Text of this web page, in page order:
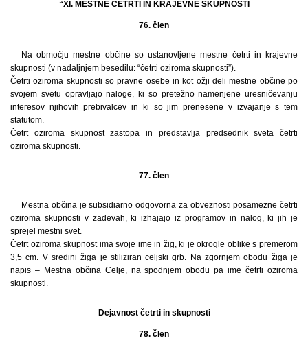
“XI. MESTNE ČETRTI IN KRAJEVNE SKUPNOSTI
76. člen
Na območju mestne občine so ustanovljene mestne četrti in krajevne
skupnosti (v nadaljnjem besedilu: “četrti oziroma skupnosti”).
Četrti oziroma skupnosti so pravne osebe in kot ožji deli mestne občine po
svojem svetu opravljajo naloge, ki so pretežno namenjene uresničevanju
interesov njihovih prebivalcev in ki so jim prenesene v izvajanje s tem
statutom.
Četrt oziroma skupnost zastopa in predstavlja predsednik sveta četrti
oziroma skupnosti.
77. člen
Mestna občina je subsidiarno odgovorna za obveznosti posamezne četrti
oziroma skupnosti v zadevah, ki izhajajo iz programov in nalog, ki jih je
sprejel mestni svet.
Četrt oziroma skupnost ima svoje ime in žig, ki je okrogle oblike s premerom
3,5 cm. V sredini žiga je stiliziran celjski grb. Na zgornjem obodu žiga je
napis – Mestna občina Celje, na spodnjem obodu pa ime četrti oziroma
skupnosti.
Dejavnost četrti in skupnosti
78. člen